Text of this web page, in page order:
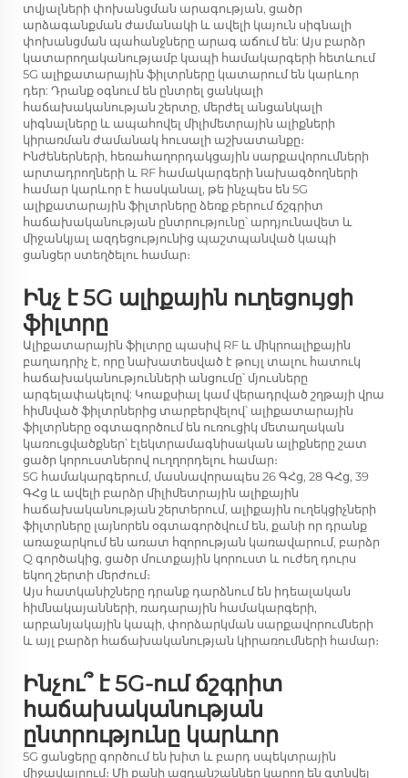
տվյալների փոխանցման արագության, ցածր
արձագանքման ժամանակի և ավելի կայուն սիգնալի
փոխանցման պահանջները արագ աճում են: Այս բարձր
կատարողականությամբ կապի համակարգերի հետևում
5G ալիքատարային ֆիլտրները կատարում են կարևոր
դեր: Դրանք օգնում են ընտրել ցանկալի
հաճախականության շերտը, մերժել անցանկալի
սիգնալները և ապահովել միլիմետրային ալիքների
կիրառման ժամանակ հուսալի աշխատանքը։
Ինժեներների, հեռահաղորդակցային սարքավորումների
արտադրողների և RF համակարգերի նախագծողների
համար կարևոր է հասկանալ, թե ինչպես են 5G
ալիքատարային ֆիլտրները ձեռք բերում ճշգրիտ
հաճախականության ընտրությունը՝ արդյունավետ և
միջանկյալ ազդեցությունից պաշտպանված կապի
ցանցեր ստեղծելու համար։
Ինչ է 5G ալիքային ուղեցույցի
ֆիլտրը
Ալիքատարային ֆիլտրը պասիվ RF և միկրոալիքային
բաղադրիչ է, որը նախատեսված է թույլ տալու հատուկ
հաճախականությունների անցումը՝ մյուսները
արգելափակելով: Կոաքսիալ կամ վերադրված շղթայի վրա
հիմնված ֆիլտրներից տարբերվելով՝ ալիքատարային
ֆիլտրները օգտագործում են ուռուցիկ մետաղական
կառուցվածքներ՝ էլեկտրամագնիսական ալիքները շատ
ցածր կորուստներով ուղղորդելու համար։
5G համակարգերում, մասնավորապես 26 ԳՀց, 28 ԳՀց, 39
ԳՀց և ավելի բարձր միլիմետրային ալիքային
հաճախականության շերտերում, ալիքային ուղեկցիչների
ֆիլտրները լայնորեն օգտագործվում են, քանի որ դրանք
առաջարկում են առատ հզորության կառավարում, բարձր
Q գործակից, ցածր մուտքային կորուստ և ուժեղ դուրս
եկող շերտի մերժում։
Այս հատկանիշները դրանք դարձնում են իդեալական
հիմնակայանների, ռադարային համակարգերի,
արբանյակային կապի, փորձարկման սարքավորումների
և այլ բարձր հաճախականության կիրառումների համար։
Ինչու՞ է 5G-ում ճշգրիտ
հաճախականության
ընտրությունը կարևոր
5G ցանցերը գործում են խիտ և բարդ սպեկտրային
միջավայրում։ Մի քանի ազդանշաններ կարող են գտնվել